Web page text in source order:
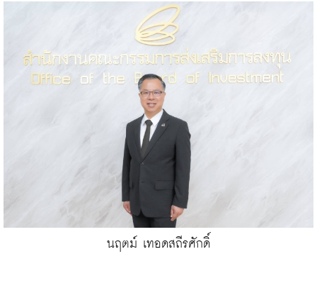
นฤตม์ เทอดสถีรศักดิ์